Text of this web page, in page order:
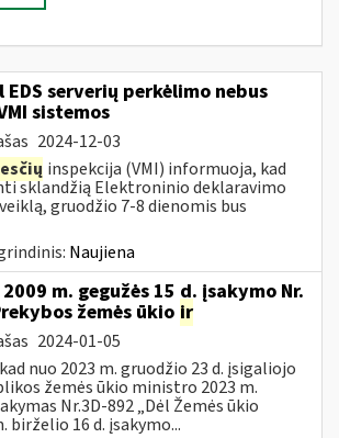
serverių perkėlimo nebus
sistemos
2024-12-03
inspekcija (VMI) informuoja, kad
sklandžią Elektroninio deklaravimo
gruodžio 7-8 dienomis bus
Naujiena
m. gegužės 15 d. įsakymo Nr.
žemės ūkio ir
2024-01-05
nuo 2023 m. gruodžio 23 d. įsigaliojo
žemės ūkio ministro 2023 m.
Nr.3D-892 „Dėl Žemės ūkio
birželio 16 d. įsakymo...